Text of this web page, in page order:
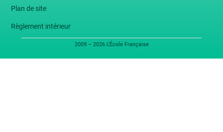
Plan de site
Règlement intérieur
2009 – 2026 L’École Française